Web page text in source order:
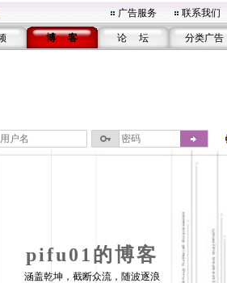
广告服务 联系我们
博 客 论 坛 分类广告
pifu01的博客
涵盖乾坤，截断众流，随波逐浪